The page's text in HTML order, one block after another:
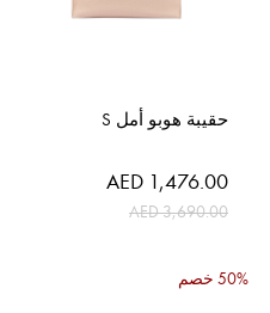
حقيبة هوبو أمل S
السعر
الخاص
AED 1,476.00
AED 3,690.00
50% خصم